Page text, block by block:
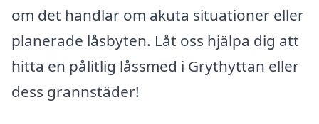
om det handlar om akuta situationer eller
planerade låsbyten. Låt oss hjälpa dig att
hitta en pålitlig låssmed i Grythyttan eller
dess grannstäder!